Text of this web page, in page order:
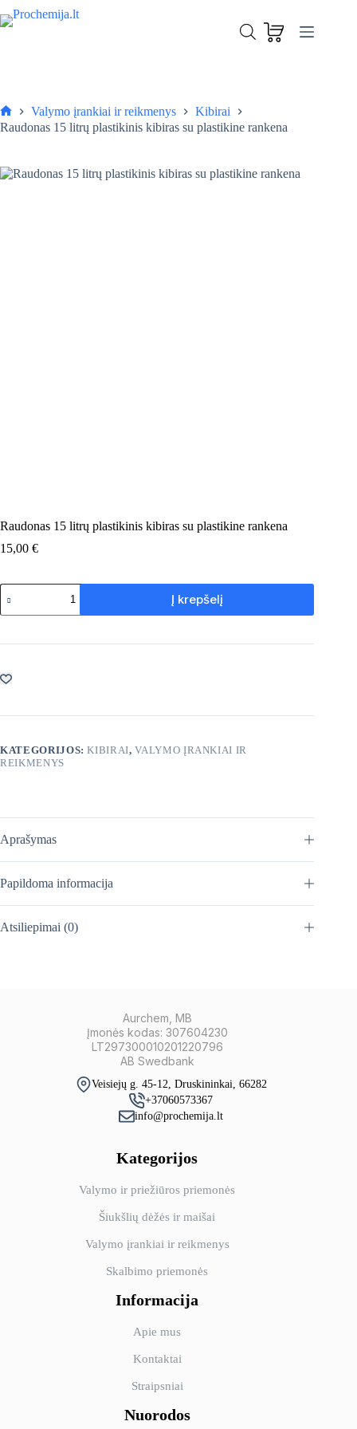
to
Į krepšelį
Pagrindinis
Valymo įrankiai ir reikmenys
Kibirai
Raudonas 15 litrų plastikinis kibiras su plastikine rankena
Raudonas 15 litrų plastikinis kibiras su plastikine rankena
15,00 €
produkto
kiekis:
Raudonas
litrų
su
Į krepšelį
KATEGORIJOS:KIBIRAI,VALYMO ĮRANKIAI IR
REIKMENYS
Aprašymas
Papildoma informacija
Atsiliepimai (0)
Aurchem, MB
Įmonės kodas: 307604230
LT297300010201220796
AB Swedbank
Veisiejų g. 45-12, Druskininkai, 66282
+37060573367
info@prochemija.lt
Kategorijos
Valymo ir priežiūros priemonės
Šiukšlių dėžės ir maišai
Valymo įrankiai ir reikmenys
Skalbimo priemonės
Informacija
Apie mus
Kontaktai
Straipsniai
Nuorodos